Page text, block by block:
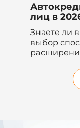
лиц в
Знаете ли
выбор